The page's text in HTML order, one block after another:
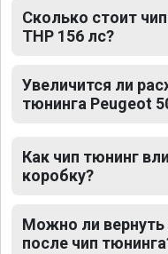
Сколько стоит
THP 156 лс?
Увеличится ли
тюнинга Peugeot
Как чип тюнинг
коробку?
Можно ли вернуть
после чип